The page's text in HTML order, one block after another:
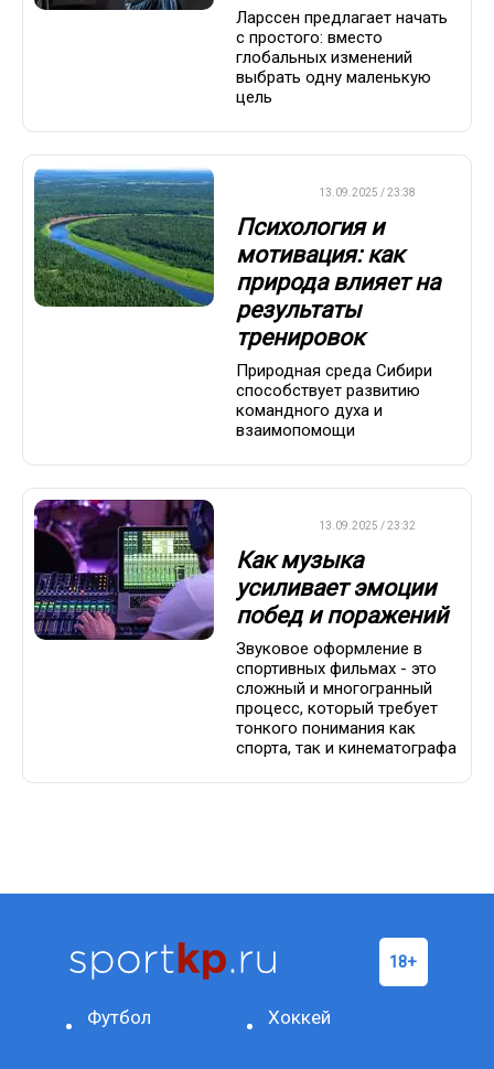
Ларссен предлагает начать
с простого: вместо
глобальных изменений
выбрать одну маленькую
цель
13.09.2025 / 23:38
Психология и
мотивация: как
природа влияет на
результаты
тренировок
Природная среда Сибири
способствует развитию
командного духа и
взаимопомощи
13.09.2025 / 23:32
Как музыка
усиливает эмоции
побед и поражений
Звуковое оформление в
спортивных фильмах - это
сложный и многогранный
процесс, который требует
тонкого понимания как
спорта, так и кинематографа
Футбол Хоккей